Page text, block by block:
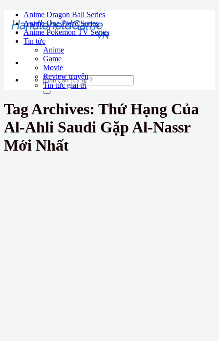
Anime Dragon Ball Series
Anime One Piece Series
Anime Pokemon TV Series
Tin tức
Anime
Game
Movie
Review truyện
Tin tức giải trí
Tag Archives: Thứ Hạng Của
Al-Ahli Saudi Gặp Al-Nassr
Mới Nhất